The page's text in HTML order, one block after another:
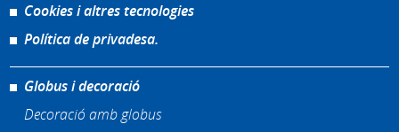
Cookies i altres tecnologies
Política de privadesa.
Globus i decoració
Decoració amb globus